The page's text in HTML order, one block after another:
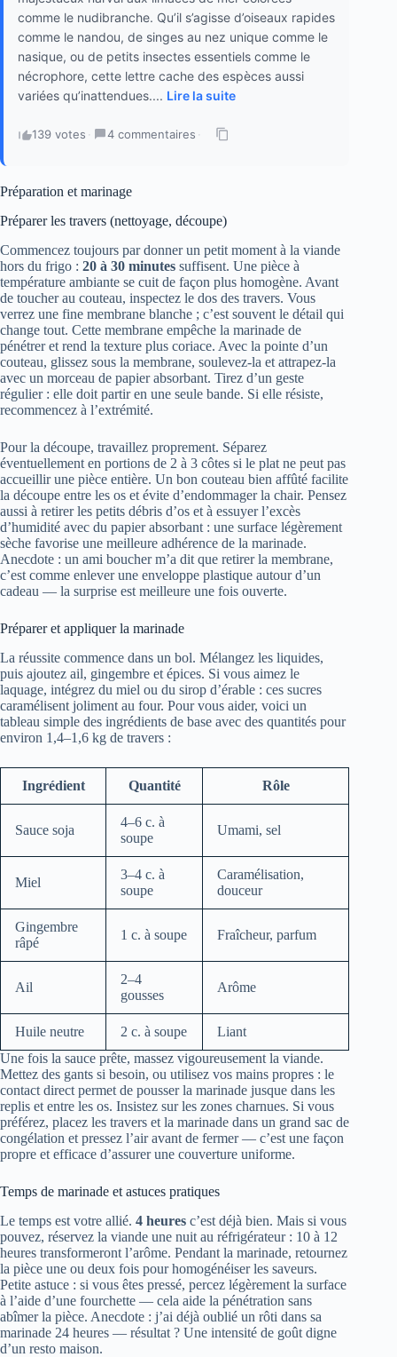
comme le nudibranche. Qu’il s’agisse d’oiseaux rapides
comme le nandou, de singes au nez unique comme le
nasique, ou de petits insectes essentiels comme le
nécrophore, cette lettre cache des espèces aussi
variées qu’inattendues.... Lire la suite
139 votes · 4 commentaires ·
Préparation et marinage
Préparer les travers (nettoyage, découpe)
Commencez toujours par donner un petit moment à la viande
hors du frigo : 20 à 30 minutes suffisent. Une pièce à
température ambiante se cuit de façon plus homogène. Avant
de toucher au couteau, inspectez le dos des travers. Vous
verrez une fine membrane blanche ; c’est souvent le détail qui
change tout. Cette membrane empêche la marinade de
pénétrer et rend la texture plus coriace. Avec la pointe d’un
couteau, glissez sous la membrane, soulevez-la et attrapez-la
avec un morceau de papier absorbant. Tirez d’un geste
régulier : elle doit partir en une seule bande. Si elle résiste,
recommencez à l’extrémité.
Pour la découpe, travaillez proprement. Séparez
éventuellement en portions de 2 à 3 côtes si le plat ne peut pas
accueillir une pièce entière. Un bon couteau bien affûté facilite
la découpe entre les os et évite d’endommager la chair. Pensez
aussi à retirer les petits débris d’os et à essuyer l’excès
d’humidité avec du papier absorbant : une surface légèrement
sèche favorise une meilleure adhérence de la marinade.
Anecdote : un ami boucher m’a dit que retirer la membrane,
c’est comme enlever une enveloppe plastique autour d’un
cadeau — la surprise est meilleure une fois ouverte.
Préparer et appliquer la marinade
La réussite commence dans un bol. Mélangez les liquides,
puis ajoutez ail, gingembre et épices. Si vous aimez le
laquage, intégrez du miel ou du sirop d’érable : ces sucres
caramélisent joliment au four. Pour vous aider, voici un
tableau simple des ingrédients de base avec des quantités pour
environ 1,4–1,6 kg de travers :
Ingrédient Quantité Rôle
Sauce soja
4–6 c. à
soupe
Umami, sel
Miel
3–4 c. à
soupe
Caramélisation,
douceur
Gingembre
râpé
1 c. à soupe Fraîcheur, parfum
Ail
2–4
gousses
Arôme
Huile neutre 2 c. à soupe
Liant
Une fois la sauce prête, massez vigoureusement la viande.
Mettez des gants si besoin, ou utilisez vos mains propres : le
contact direct permet de pousser la marinade jusque dans les
replis et entre les os. Insistez sur les zones charnues. Si vous
préférez, placez les travers et la marinade dans un grand sac de
congélation et pressez l’air avant de fermer — c’est une façon
propre et efficace d’assurer une couverture uniforme.
Temps de marinade et astuces pratiques
Le temps est votre allié. 4 heures c’est déjà bien. Mais si vous
pouvez, réservez la viande une nuit au réfrigérateur : 10 à 12
heures transformeront l’arôme. Pendant la marinade, retournez
la pièce une ou deux fois pour homogénéiser les saveurs.
Petite astuce : si vous êtes pressé, percez légèrement la surface
à l’aide d’une fourchette — cela aide la pénétration sans
abîmer la pièce. Anecdote : j’ai déjà oublié un rôti dans sa
marinade 24 heures — résultat ? Une intensité de goût digne
d’un resto maison.